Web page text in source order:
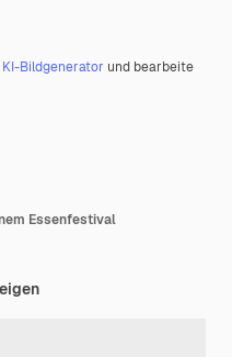
KI-Bildgenerator und bearbeite
Essenfestival